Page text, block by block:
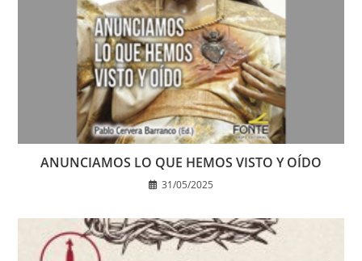
ANUNCIAMOS LO QUE HEMOS VISTO Y OÍDO
31/05/2025